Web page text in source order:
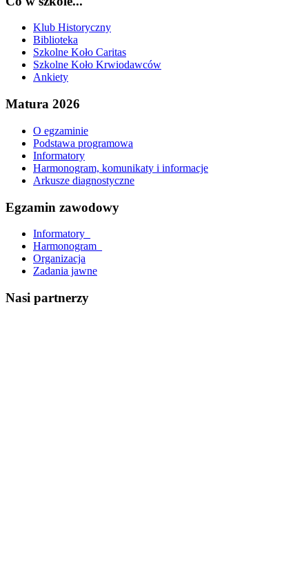
Klub Historyczny
Biblioteka
Szkolne Koło Caritas
Szkolne Koło Krwiodawców
Ankiety
Matura 2026
O egzaminie
Podstawa programowa
Informatory
Harmonogram, komunikaty i informacje
Arkusze diagnostyczne
Egzamin zawodowy
Informatory_
Harmonogram_
Organizacja
Zadania jawne
Nasi partnerzy